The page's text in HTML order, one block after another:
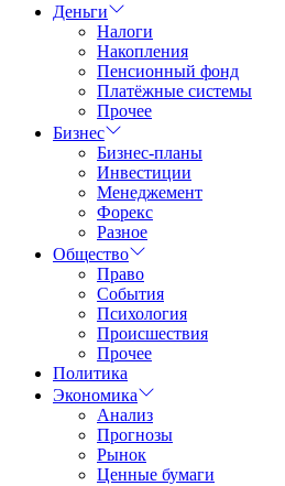
Деньги
Налоги
Накопления
Пенсионный фонд
Платёжные системы
Прочее
Бизнес
Бизнес-планы
Инвестиции
Менеджемент
Форекс
Разное
Общество
Право
События
Психология
Происшествия
Прочее
Политика
Экономика
Анализ
Прогнозы
Рынок
Ценные бумаги